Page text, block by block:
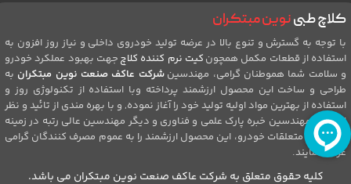
کلاچ طبینوین مبتکران
با توجه به گسترش و تنوع بالا در عرضه تولید خودروی داخلی و نیاز روز افزون به
استفاده از قطعات مکمل همچون کیت نرم کننده کلاچ جهت بهبود عملکرد خودرو
و سلامت شما هموطنان گرامی، مهندسین شرکت عاکف صنعت نوین مبتکران به
طراحی و ساخت این محصول ارزشمند پرداخته وبا استفاده از تکنولوژی روز و
استفاده از بهترین مواد اولیه تولید خود را آغاز نموده, و با بهره مندی از تائید و نظر
ارزشمند مهندسین خبره پارک علمی و فناوری و دیگر مهندسین عالی رتبه در زمینه
تولیدات و متعلقات خودرو، این محصول ارزشمند را به عموم مصرف کنندگان گرامی
عرضه نمایند.
کلیه حقوق متعلق به شرکت عاکف صنعت نوین مبتکران می باشد.